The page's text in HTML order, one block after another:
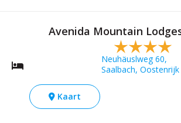
Avenida Mountain
Neuhäuslweg 60,
Saalbach, Oostenrijk
Kaart